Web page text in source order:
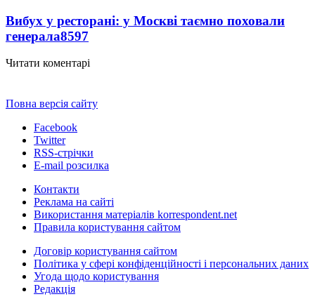
Вибух у ресторані: у Москві таємно поховали
генерала8597
Читати коментарі
Повна версія сайту
Facebook
Twitter
RSS-стрічки
E-mail розсилка
Контакти
Реклама на сайті
Використання матеріалів korrespondent.net
Правила користування сайтом
Договір користування сайтом
Політика у сфері конфіденційності і персональних даних
Угода щодо користування
Редакція